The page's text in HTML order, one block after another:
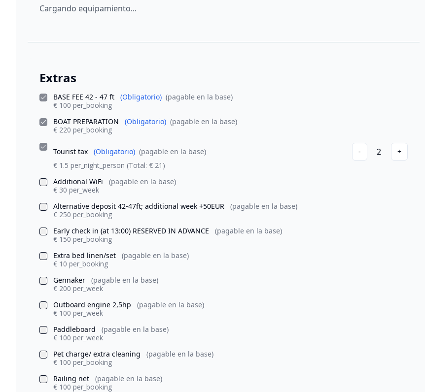
Cargando equipamiento...
Extras
BASE FEE 42 - 47 ft (Obligatorio) (pagable en la base)
€ 100 per_booking
BOAT PREPARATION
(Obligatorio) (pagable en la base)
€ 220 per_booking
Tourist tax (Obligatorio) (pagable en la base) - 2
+
€ 1.5 per_night_person (Total: € 21)
Additional WiFi
(pagable en la base)
€ 30 per_week
Alternative deposit 42-47ft; additional week +50EUR
(pagable en la base)
€ 250 per_booking
Early check in (at 13:00) RESERVED IN ADVANCE
(pagable en la base)
€ 150 per_booking
Extra bed linen/set
(pagable en la base)
€ 10 per_booking
Gennaker
(pagable en la base)
€ 200 per_week
Outboard engine 2,5hp
(pagable en la base)
€ 100 per_week
Paddleboard
(pagable en la base)
€ 100 per_week
Pet charge/ extra cleaning
(pagable en la base)
€ 100 per_booking
Railing net
(pagable en la base)
€ 100 per_booking